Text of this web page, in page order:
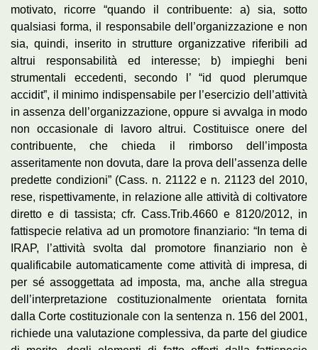
motivato, ricorre “quando il contribuente: a) sia, sotto
qualsiasi forma, il responsabile dell’organizzazione e non
sia, quindi, inserito in strutture organizzative riferibili ad
altrui responsabilità ed interesse; b) impieghi beni
strumentali eccedenti, secondo l’ “id quod plerumque
accidit”, il minimo indispensabile per l’esercizio dell’attività
in assenza dell’organizzazione, oppure si avvalga in modo
non occasionale di lavoro altrui. Costituisce onere del
contribuente, che chieda il rimborso dell’imposta
asseritamente non dovuta, dare la prova dell’assenza delle
predette condizioni” (Cass. n. 21122 e n. 21123 del 2010,
rese, rispettivamente, in relazione alle attività di coltivatore
diretto e di tassista; cfr. Cass.Trib.4660 e 8120/2012, in
fattispecie relativa ad un promotore finanziario: “In tema di
IRAP, l’attività svolta dal promotore finanziario non è
qualificabile automaticamente come attività di impresa, di
per sé assoggettata ad imposta, ma, anche alla stregua
dell’interpretazione costituzionalmente orientata fornita
dalla Corte costituzionale con la sentenza n. 156 del 2001,
richiede una valutazione complessiva, da parte del giudice